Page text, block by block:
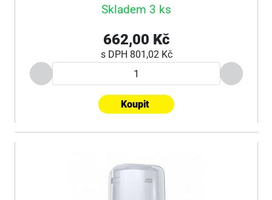
Skladem 3 ks
662,00 Kč
s DPH 801,02 Kč
Koupit